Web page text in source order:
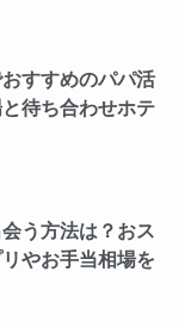
すすめのパパ活
待ち合わせホテ
う方法は？おス
やお手当相場を